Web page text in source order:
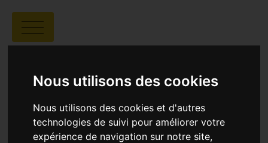
Nous utilisons des cookies
Nous utilisons des cookies et d'autres
technologies de suivi pour améliorer votre
expérience de navigation sur notre site,
FROM THE ATLANTIC
BEYOND